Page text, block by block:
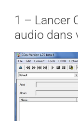
1 – Lancer
audio dans